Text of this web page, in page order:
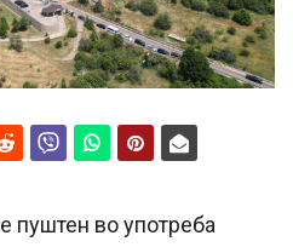
пуштен во употреба